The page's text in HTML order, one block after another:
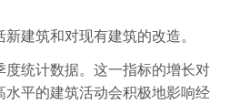
建筑和对现有建筑的改造。
统计数据。这一指标的增长对
平的建筑活动会积极地影响经